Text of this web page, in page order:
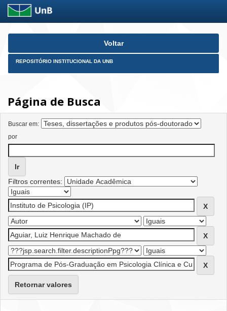
Skip
Voltar
REPOSITÓRIO INSTITUCIONAL DA UNB
Página de Busca
Buscar em:
por
Filtros correntes:
Retornar valores